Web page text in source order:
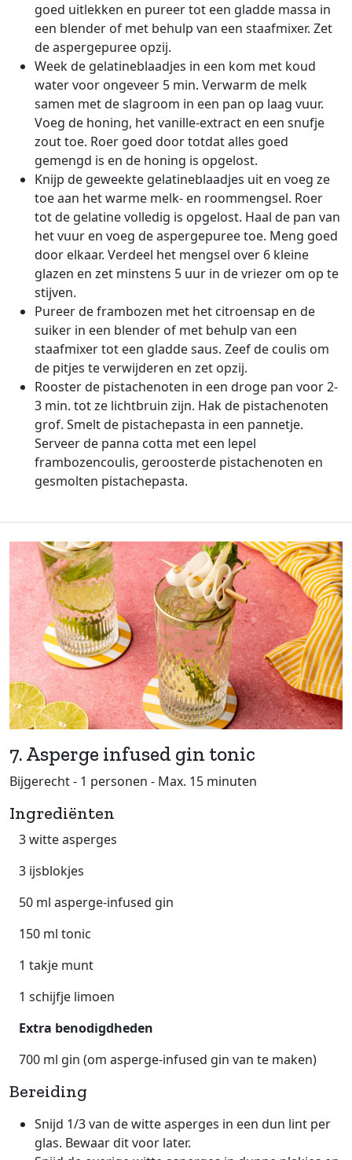
goed uitlekken en pureer tot een gladde massa in
een blender of met behulp van een staafmixer. Zet
de aspergepuree opzij.
Week de gelatineblaadjes in een kom met koud
water voor ongeveer 5 min. Verwarm de melk
samen met de slagroom in een pan op laag vuur.
Voeg de honing, het vanille-extract en een snufje
zout toe. Roer goed door totdat alles goed
gemengd is en de honing is opgelost.
Knijp de geweekte gelatineblaadjes uit en voeg ze
toe aan het warme melk- en roommengsel. Roer
tot de gelatine volledig is opgelost. Haal de pan van
het vuur en voeg de aspergepuree toe. Meng goed
door elkaar. Verdeel het mengsel over 6 kleine
glazen en zet minstens 5 uur in de vriezer om op te
stijven.
Pureer de frambozen met het citroensap en de
suiker in een blender of met behulp van een
staafmixer tot een gladde saus. Zeef de coulis om
de pitjes te verwijderen en zet opzij.
Rooster de pistachenoten in een droge pan voor 2-
3 min. tot ze lichtbruin zijn. Hak de pistachenoten
grof. Smelt de pistachepasta in een pannetje.
Serveer de panna cotta met een lepel
frambozencoulis, geroosterde pistachenoten en
gesmolten pistachepasta.
7. Asperge infused gin tonic
Bijgerecht - 1 personen - Max. 15 minuten
Ingrediënten
3 witte asperges
3 ijsblokjes
50 ml asperge-infused gin
150 ml tonic
1 takje munt
1 schijfje limoen
Extra benodigdheden
700 ml gin (om asperge-infused gin van te maken)
Bereiding
Snijd 1/3 van de witte asperges in een dun lint per
glas. Bewaar dit voor later.